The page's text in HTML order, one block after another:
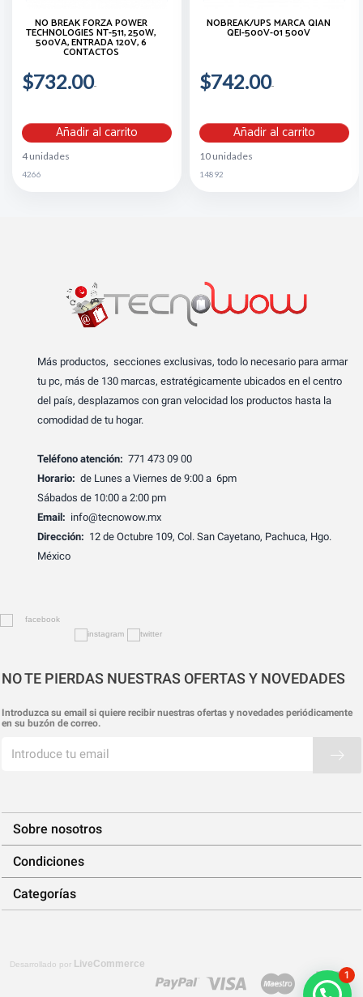
NO BREAK FORZA POWER
TECHNOLOGIES NT-511, 250W,
500VA, ENTRADA 120V, 6
CONTACTOS
$732.00
Añadir al carrito
4 unidades
4266
NOBREAK/UPS MARCA QIAN
QEI-500V-01 500V
$742.00
Añadir al carrito
10 unidades
14892
Más productos, secciones exclusivas, todo lo necesario para armar
tu pc, más de 130 marcas, estratégicamente ubicados en el centro
del país, desplazamos con gran velocidad los productos hasta la
comodidad de tu hogar.
Teléfono atención: 771 473 09 00
Horario: de Lunes a Viernes de 9:00 a 6pm
Sábados de 10:00 a 2:00 pm
Email: info@tecnowow.mx
Dirección: 12 de Octubre 109, Col. San Cayetano, Pachuca, Hgo.
México
NO TE PIERDAS NUESTRAS OFERTAS Y NOVEDADES
Introduzca su email si quiere recibir nuestras ofertas y novedades periódicamente
en su buzón de correo.
Sobre nosotros
Condiciones
Categorías
Desarrollado por LiveCommerce
1